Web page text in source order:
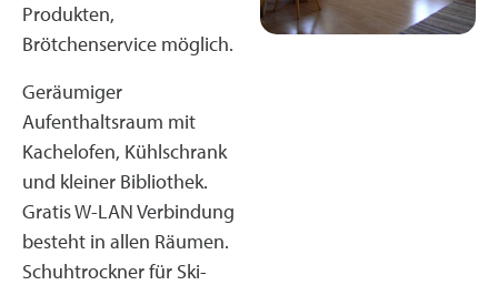
Produkten,
Brötchenservice möglich.
Geräumiger
Aufenthaltsraum mit
Kachelofen, Kühlschrank
und kleiner Bibliothek.
Gratis W-LAN Verbindung
besteht in allen Räumen.
Schuhtrockner für Ski-